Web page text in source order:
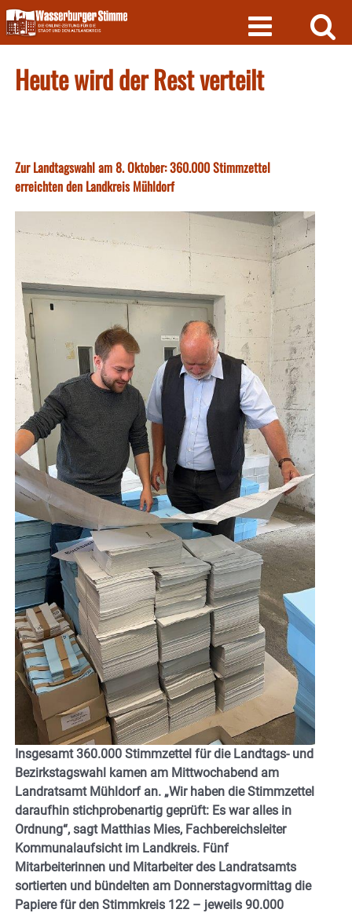
Skip
to
content
Heute wird der Rest verteilt
Zur Landtagswahl am 8. Oktober: 360.000 Stimmzettel
erreichten den Landkreis Mühldorf
Insgesamt 360.000 Stimmzettel für die Landtags- und
Bezirkstagswahl kamen am Mittwochabend am
Landratsamt Mühldorf an. „Wir haben die Stimmzettel
daraufhin stichprobenartig geprüft: Es war alles in
Ordnung“, sagt Matthias Mies, Fachbereichsleiter
Kommunalaufsicht im Landkreis. Fünf
Mitarbeiterinnen und Mitarbeiter des Landratsamts
sortierten und bündelten am Donnerstagvormittag die
Papiere für den Stimmkreis 122 – jeweils 90.000